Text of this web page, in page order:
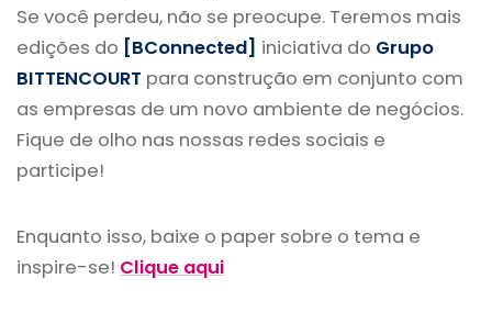
Se você perdeu, não se preocupe. Teremos mais
edições do [BConnected] iniciativa do Grupo
BITTENCOURT para construção em conjunto com
as empresas de um novo ambiente de negócios.
Fique de olho nas nossas redes sociais e
participe!
Enquanto isso, baixe o paper sobre o tema e
inspire-se! Clique aqui